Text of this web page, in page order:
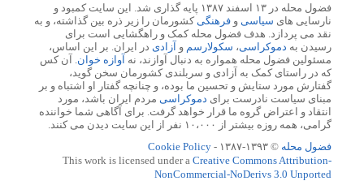
فضول محله در ۱۳ اسفند ۱۳۸۷ پایه گذاری شد. این سایت کمبود و
نارسایی های سیاسی و فرهنگی کشورمان را زیر ذره بین گذاشته، و به
نقد می پردازد. هدف فضول محله کمک و راهگشایی است برای
رسیدن به دموکراسی، سکولارسم و آزادی در ایران. بر این اساس،
مسئولین فضول محله همواره به دنبال آوازند، نه آوازه خوان . آن کس
که در راستای کمک به آزادی و سربلندی کشورمان سخن گوید،
گفتارش مورد ستایش و تحسین ما بوده، و چنانچه گفتار او اشتباه و بر
مبنای سیاست نادرست برای دموکراسی مردم ایران باشد، مورد
انتقاد و اعتراض گروه ما قرار خواهد گرفت. برای آگاهی شما خواننده
گرامی، همه روزه بیشتر از ۱۰،۰۰۰ نفر از این سایت دیدن می کنند.
فضول محله © ۱۳۹۳-۱۳۸۷ -
Cookie Policy
This work is licensed under a Creative Commons Attribution-
NonCommercial-NoDerivs 3.0 Unported